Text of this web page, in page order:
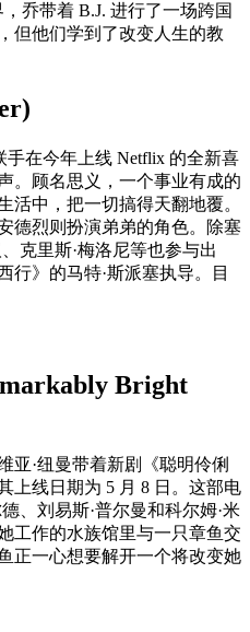
乔带着 B.J. 进行了一场跨国
但他们学到了改变人生的教
手在今年上线 Netflix 的全新喜
。顾名思义，一个事业有成的
活中，把一切搞得天翻地覆。
德烈则扮演弟弟的角色。除塞
克里斯·梅洛尼等也参与出
行》的马特·斯派塞执导。目
Bright
亚·纽曼带着新剧《聪明伶俐
上线日期为 5 月 8 日。这部电
、刘易斯·普尔曼和科尔姆·米
工作的水族馆里与一只章鱼交
正一心想要解开一个将改变她